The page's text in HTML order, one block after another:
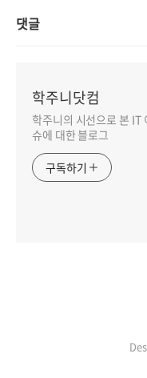
댓글
학주니닷컴
학주니의 시선으로 본 IT
슈에 대한 블로그
구독하기